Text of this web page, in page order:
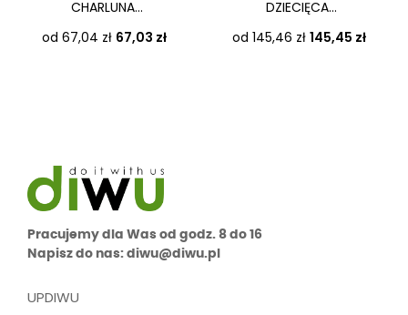
CHARLUNA...
od 67,04 zł Cena
67,03 zł
DZIECIĘCA...
od 145,46 zł Cena
145,45 zł
Pracujemy dla Was od godz. 8 do 16
Napisz do nas: diwu@diwu.pl
UPDIWU